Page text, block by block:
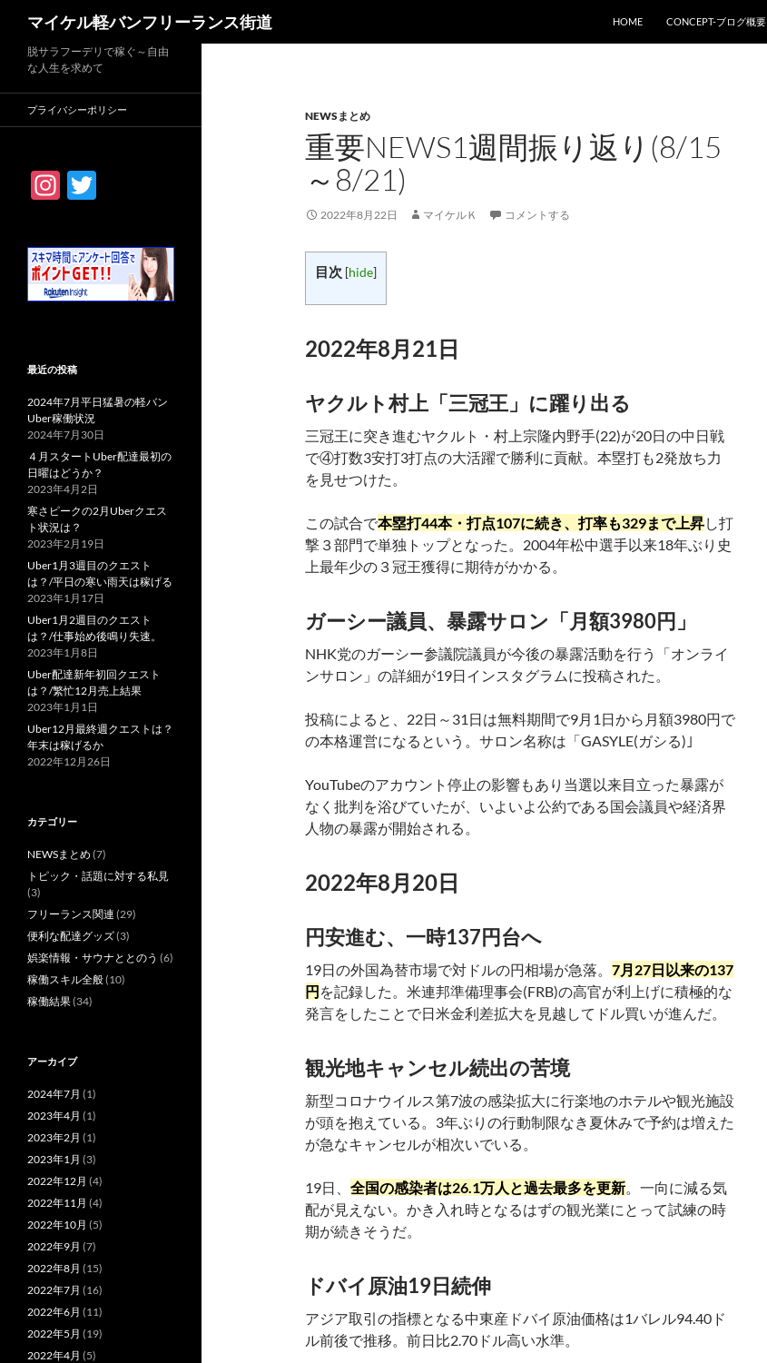
マイケル軽バンフリーランス街道
HOME
CONCEPT-ブログ概要
NEWSまとめ
重要NEWS1週間振り返り(8/15
～8/21)
2022年8月22日 マイケルＫ コメントする
目次 [hide]
2022年8月21日
ヤクルト村上「三冠王」に躍り出る
三冠王に突き進むヤクルト・村上宗隆内野手(22)が20日の中日戦
で④打数3安打3打点の大活躍で勝利に貢献。本塁打も2発放ち力
を見せつけた。
この試合で本塁打44本・打点107に続き、打率も329まで上昇し打
撃３部門で単独トップとなった。2004年松中選手以来18年ぶり史
上最年少の３冠王獲得に期待がかかる。
ガーシー議員、暴露サロン「月額3980円」
NHK党のガーシー参議院議員が今後の暴露活動を行う「オンライ
ンサロン」の詳細が19日インスタグラムに投稿された。
投稿によると、22日～31日は無料期間で9月1日から月額3980円で
の本格運営になるという。サロン名称は「GASYLE(ガシる)｣
YouTubeのアカウント停止の影響もあり当選以来目立った暴露が
なく批判を浴びていたが、いよいよ公約である国会議員や経済界
人物の暴露が開始される。
2022年8月20日
円安進む、一時137円台へ
19日の外国為替市場で対ドルの円相場が急落。 7月27日以来の137
円を記録した。米連邦準備理事会(FRB)の高官が利上げに積極的な
発言をしたことで日米金利差拡大を見越してドル買いが進んだ。
観光地キャンセル続出の苦境
新型コロナウイルス第7波の感染拡大に行楽地のホテルや観光施設
が頭を抱えている。3年ぶりの行動制限なき夏休みで予約は増えた
が急なキャンセルが相次いでいる。
19日、 全国の感染者は26.1万人と過去最多を更新。一向に減る気
配が見えない。かき入れ時となるはずの観光業にとって試練の時
期が続きそうだ。
ドバイ原油19日続伸
アジア取引の指標となる中東産ドバイ原油価格は1バレル94.40ド
ル前後で推移。前日比2.70ドル高い水準。
脱サラフーデリで稼ぐ～自由
な人生を求めて
プライバシーポリシー
In
ag
ra
m
itt
er
最近の投稿
2024年7月平日猛暑の軽バン
Uber稼働状況
2024年7月30日
４月スタートUber配達最初の
日曜はどうか？
2023年4月2日
寒さピークの2月Uberクエス
ト状況は？
2023年2月19日
Uber1月3週目のクエスト
は？/平日の寒い雨天は稼げる
2023年1月17日
Uber1月2週目のクエスト
は？/仕事始め後鳴り失速。
2023年1月8日
Uber配達新年初回クエスト
は？/繁忙12月売上結果
2023年1月1日
Uber12月最終週クエストは？
年末は稼げるか
2022年12月26日
カテゴリー
NEWSまとめ (7)
トピック・話題に対する私見
(3)
フリーランス関連 (29)
便利な配達グッズ(3)
娯楽情報・サウナととのう (6)
稼働スキル全般(10)
稼働結果(34)
アーカイブ
2024年7月 (1)
2023年4月 (1)
2023年2月 (1)
2023年1月 (3)
2022年12月 (4)
2022年11月 (4)
2022年10月 (5)
2022年9月 (7)
2022年8月 (15)
2022年7月 (16)
2022年6月 (11)
2022年5月 (19)
2022年4月 (5)